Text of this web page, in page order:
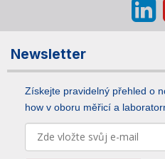
Newsletter
Získejte pravidelný přehled o
how v oboru měřicí a